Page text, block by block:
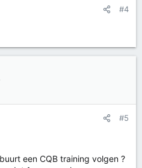
#4
#5
een CQB training volgen ?